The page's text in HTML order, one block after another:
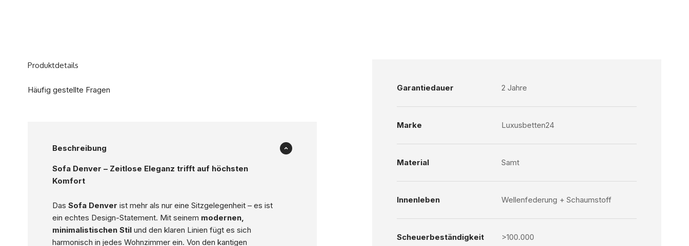
Produktdetails
Häufig gestellte Fragen
Beschreibung
Sofa Denver – Zeitlose Eleganz trifft auf höchsten
Komfort
Das Sofa Denver ist mehr als nur eine Sitzgelegenheit – es ist
ein echtes Design-Statement. Mit seinem modernen,
minimalistischen Stilund den klaren Linien fügt es sich
harmonisch in jedes Wohnzimmer ein. Von den kantigen
Garantiedauer 2 Jahre
Marke Luxusbetten24
Material Samt
Innenleben Wellenfederung + Schaumstoff
Scheuerbeständigkeit >100.000